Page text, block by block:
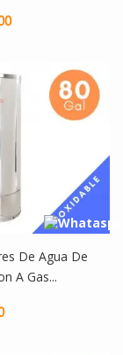
De Agua De
A Gas...